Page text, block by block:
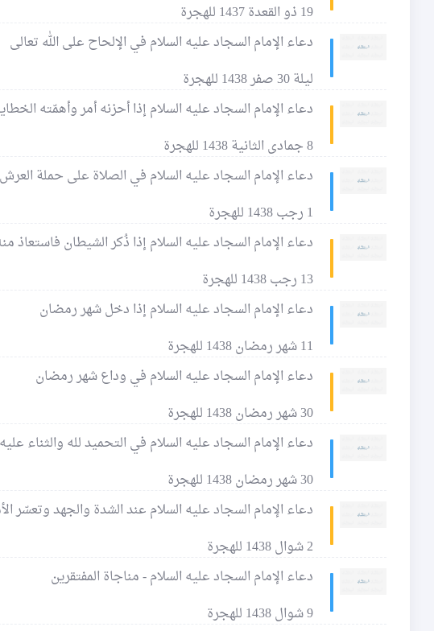
19 ذو القعدة 1437 للهجرة
دعاء الإمام السجاد عليه السلام في الإلحاح على الله تعالى
ليلة 30 صفر 1438 للهجرة
دعاء الإمام السجاد عليه السلام إذا أحزنه أمر وأهمّته
8 جمادى الثانية 1438 للهجرة
دعاء الإمام السجاد عليه السلام في الصلاة على حملة العرش
1 رجب 1438 للهجرة
دعاء الإمام السجاد عليه السلام إذا ذُكر الشيطان فاستعاذ
13 رجب 1438 للهجرة
دعاء الإمام السجاد عليه السلام إذا دخل شهر رمضان
11 شهر رمضان 1438 للهجرة
دعاء الإمام السجاد عليه السلام في وداع شهر رمضان
30 شهر رمضان 1438 للهجرة
دعاء الإمام السجاد عليه السلام في التحميد لله والثناء
30 شهر رمضان 1438 للهجرة
دعاء الإمام السجاد عليه السلام عند الشدة والجهد وتعسّر
2 شوال 1438 للهجرة
دعاء الإمام السجاد عليه السلام - مناجاة المفتقرين
9 شوال 1438 للهجرة